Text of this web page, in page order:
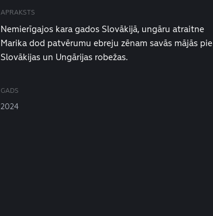
APRAKSTS
Nemierīgajos kara gados Slovākijā, ungāru atraitne
Marika dod patvērumu ebreju zēnam savās mājās pie
Slovākijas un Ungārijas robežas.
GADS
2024